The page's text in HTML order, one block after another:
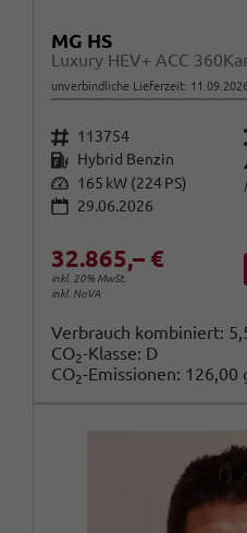
MG HS
unverbindliche Lieferzeit:
Fahrzeugnr. 113754
Kraftstoff Hybrid Benzin
Leistung 165 kW (224 PS)
29.06.2026
32.865,– €
inkl. 20% MwSt.
inkl. NoVA
Verbrauch kombiniert:
CO2-Klasse: D
CO2-Emissionen: 126,00